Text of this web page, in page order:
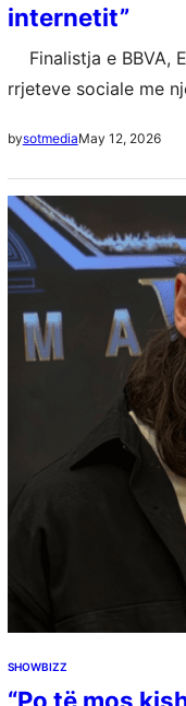
internetit”
Finalistja e BBVA,
rrjeteve sociale me
shihet…
bysotmediaMay 12, 2026
SHOWBIZZ